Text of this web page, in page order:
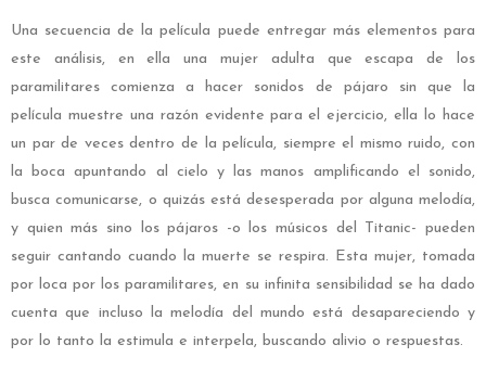
Una secuencia de la película puede entregar más elementos para
este análisis, en ella una mujer adulta que escapa de los
paramilitares comienza a hacer sonidos de pájaro sin que la
película muestre una razón evidente para el ejercicio, ella lo hace
un par de veces dentro de la película, siempre el mismo ruido, con
la boca apuntando al cielo y las manos amplificando el sonido,
busca comunicarse, o quizás está desesperada por alguna melodía,
y quien más sino los pájaros -o los músicos del Titanic- pueden
seguir cantando cuando la muerte se respira. Esta mujer, tomada
por loca por los paramilitares, en su infinita sensibilidad se ha dado
cuenta que incluso la melodía del mundo está desapareciendo y
por lo tanto la estimula e interpela, buscando alivio o respuestas.